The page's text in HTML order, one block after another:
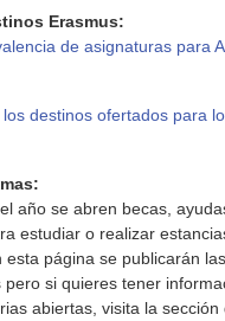
Erasmus:
de asignaturas para
destinos ofertados para
año se abren becas,
estudiar o realizar
esta página se publicarán
pero si quieres tener
abiertas, visita la sección